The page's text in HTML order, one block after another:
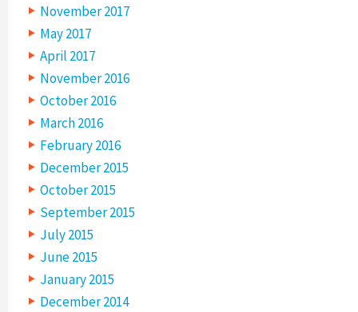
November 2017
May 2017
April 2017
November 2016
October 2016
March 2016
February 2016
December 2015
October 2015
September 2015
July 2015
June 2015
January 2015
December 2014